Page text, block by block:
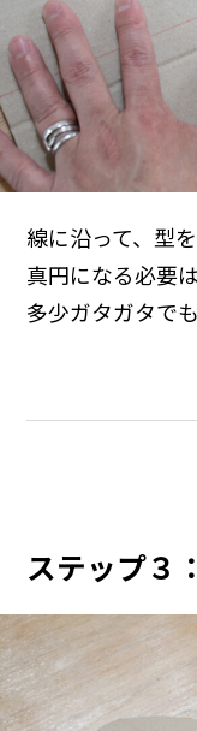
線に沿って、型
真円になる必要
多少ガタガタで
ステップ３